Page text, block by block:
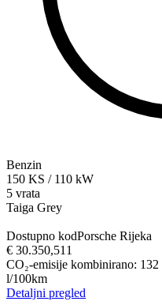
Benzin
150 KS / 110 kW
5 vrata
Taiga Grey
Dostupno kodPorsche Rijeka
€ 30.350,51 1
CO₂-emisije kombinirano: 132
l/100km
Detaljni pregled